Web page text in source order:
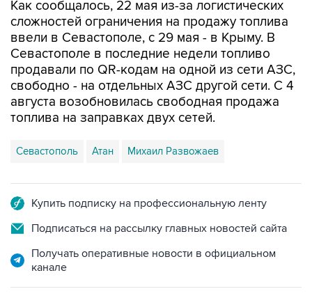
ввели в Севастополе, с 29 мая - в Крыму. В
Севастополе в последние недели топливо
продавали по QR-кодам на одной из сети АЗС,
свободно - на отдельных АЗС другой сети. С 4
августа возобновилась свободная продажа
топлива на заправках двух сетей.
Севастополь Атан Михаил Развожаев
Подписаться на рассылку главных новостей сайта
Получать оперативные новости в официальном
НОВОСТИ ПО ТЕМЕ